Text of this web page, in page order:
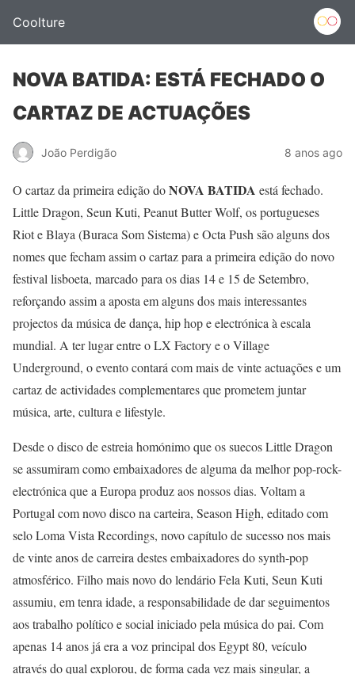
Coolture
NOVA BATIDA: ESTÁ FECHADO O
CARTAZ DE ACTUAÇÕES
João Perdigão 8 anos ago
O cartaz da primeira edição doNOVA BATIDA está fechado.
Little Dragon, Seun Kuti, Peanut Butter Wolf, os portugueses
Riot e Blaya (Buraca Som Sistema) e Octa Push são alguns dos
nomes que fecham assim o cartaz para a primeira edição do novo
festival lisboeta, marcado para os dias 14 e 15 de Setembro,
reforçando assim a aposta em alguns dos mais interessantes
projectos da música de dança, hip hop e electrónica à escala
mundial. A ter lugar entre o LX Factory e o Village
Underground, o evento contará com mais de vinte actuações e um
cartaz de actividades complementares que prometem juntar
música, arte, cultura e lifestyle.
Desde o disco de estreia homónimo que os suecos Little Dragon
se assumiram como embaixadores de alguma da melhor pop-rock-
electrónica que a Europa produz aos nossos dias. Voltam a
Portugal com novo disco na carteira, Season High, editado com
selo Loma Vista Recordings, novo capítulo de sucesso nos mais
de vinte anos de carreira destes embaixadores do synth-pop
atmosférico. Filho mais novo do lendário Fela Kuti, Seun Kuti
assumiu, em tenra idade, a responsabilidade de dar seguimentos
aos trabalho político e social iniciado pela música do pai. Com
apenas 14 anos já era a voz principal dos Egypt 80, veículo
através do qual explorou, de forma cada vez mais singular, a